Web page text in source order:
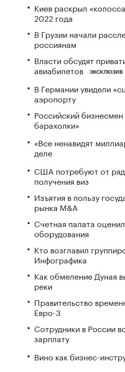
Киев раскрыл
2022 года
В Грузии начали
россиянам
Власти обсудят
авиабилетов
ЭКСКЛЮЗИВ
В Германии увидели
аэропорту
Российский
барахолки»
«Все ненавидят
деле
США потребуют от
получения виз
Изъятия в пользу
рынка M&A
Счетная палата
оборудования
Кто возглавил
Инфографика
Как обмеление Дуная
реки
Правительство
Евро-3
Сотрудники в России
зарплату
Вино как бизнес-